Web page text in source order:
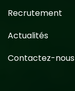
Recrutement
Actualités
Contactez-nous